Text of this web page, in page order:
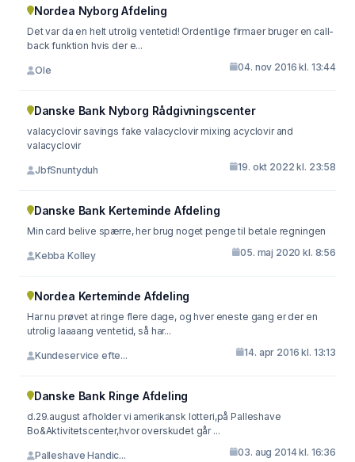
Nordea Nyborg Afdeling
Det var da en helt utrolig ventetid! Ordentlige firmaer bruger en call-
back funktion hvis der e...
Ole 04. nov 2016 kl. 13:44
Danske Bank Nyborg Rådgivningscenter
valacyclovir savings fake valacyclovir mixing acyclovir and
valacyclovir
JbfSnuntyduh 19. okt 2022 kl. 23:58
Danske Bank Kerteminde Afdeling
Min card belive spærre, her brug noget penge til betale regningen
Kebba Kolley 05. maj 2020 kl. 8:56
Nordea Kerteminde Afdeling
Har nu prøvet at ringe flere dage, og hver eneste gang er der en
utrolig laaaang ventetid, så har...
Kundeservice efte... 14. apr 2016 kl. 13:13
Danske Bank Ringe Afdeling
d.29.august afholder vi amerikansk lotteri,på Palleshave
Bo&Aktivitetscenter,hvor overskudet går ...
Palleshave Handic... 03. aug 2014 kl. 16:36